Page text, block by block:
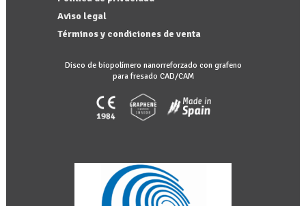
Aviso legal
Términos y condiciones de venta
Disco de biopolímero nanorreforzado con grafeno
para fresado CAD/CAM